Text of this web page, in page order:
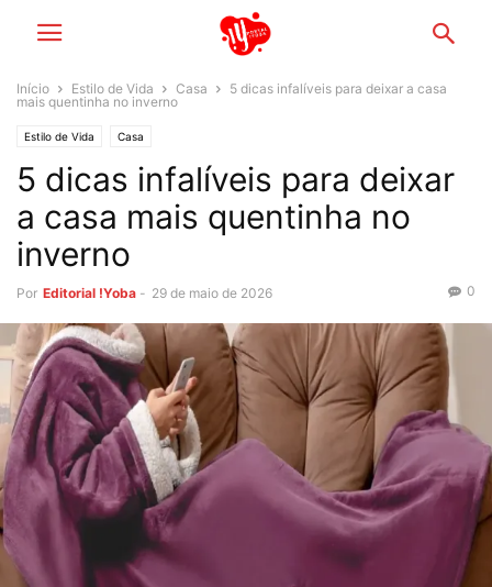
Início Estilo de Vida Casa
5 dicas infalíveis para deixar a casa
mais quentinha no inverno
Estilo de Vida Casa
5 dicas infalíveis para deixar
a casa mais quentinha no
inverno
Por Editorial !Yoba - 29 de maio de 2026 0